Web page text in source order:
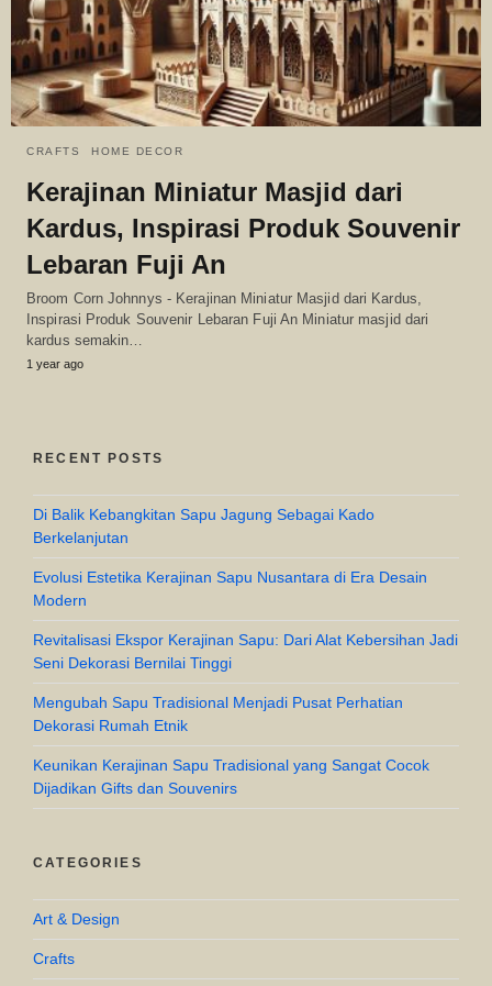
CRAFTS HOME DECOR
Kerajinan Miniatur Masjid dari
Kardus, Inspirasi Produk Souvenir
Lebaran Fuji An
Broom Corn Johnnys - Kerajinan Miniatur Masjid dari Kardus,
Inspirasi Produk Souvenir Lebaran Fuji An Miniatur masjid dari
kardus semakin…
1 year ago
RECENT POSTS
Di Balik Kebangkitan Sapu Jagung Sebagai Kado
Berkelanjutan
Evolusi Estetika Kerajinan Sapu Nusantara di Era Desain
Modern
Revitalisasi Ekspor Kerajinan Sapu: Dari Alat Kebersihan Jadi
Seni Dekorasi Bernilai Tinggi
Mengubah Sapu Tradisional Menjadi Pusat Perhatian
Dekorasi Rumah Etnik
Keunikan Kerajinan Sapu Tradisional yang Sangat Cocok
Dijadikan Gifts dan Souvenirs
CATEGORIES
Art & Design
Crafts